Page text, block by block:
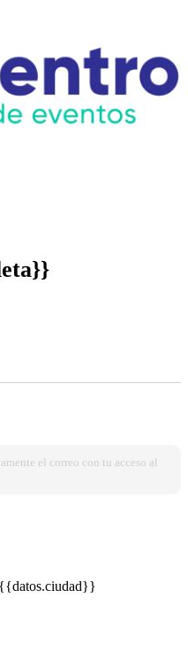
el correo con tu acceso al